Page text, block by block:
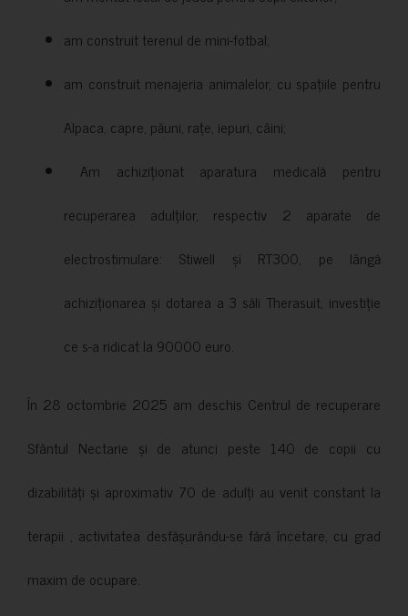
am construit terenul de mini-fotbal;
am construit menajeria animalelor, cu spațiile pentru
Alpaca, capre, păuni, rațe, iepuri, câini;
Am achiziționat aparatura medicală pentru
recuperarea adulților, respectiv 2 aparate de
electrostimulare: Stiwell și RT300, pe lângă
achiziționarea și dotarea a 3 săli Therasuit, investiție
ce s-a ridicat la 90000 euro.
În 28 octombrie 2025 am deschis Centrul de recuperare
Sfântul Nectarie și de atunci peste 140 de copii cu
dizabilități și aproximativ 70 de adulți au venit constant la
terapii , activitatea desfășurându-se fără încetare, cu grad
maxim de ocupare.